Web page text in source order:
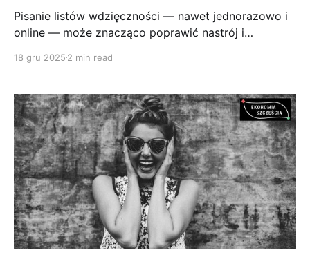
Pisanie listów wdzięczności — nawet jednorazowo i
online — może znacząco poprawić nastrój i
trudniejszymi relacjami rodzinnymi lub silnym
18 gru 2025 2 min read